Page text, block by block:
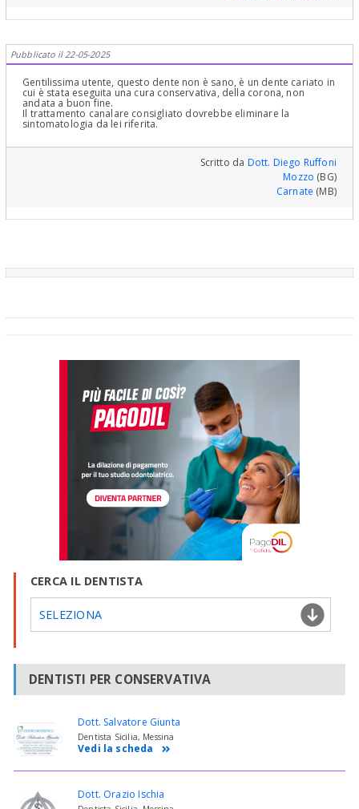
Pubblicato il 22-05-2025
Gentilissima utente, questo dente non è sano, è un dente cariato in
cui è stata eseguita una cura conservativa, della corona, non
andata a buon fine.
Il trattamento canalare consigliato dovrebbe eliminare la
sintomatologia da lei riferita.
Scritto da Dott. Diego Ruffoni
Mozzo (BG)
Carnate (MB)
CERCA IL DENTISTA
SELEZIONA
DENTISTI PER CONSERVATIVA
Dott. Salvatore Giunta
Dentista Sicilia, Messina
Vedi la scheda
Dott. Orazio Ischia